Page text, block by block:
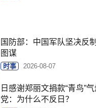
国防部：中国军队坚决反
图谋
时事 2026-08-07
日感谢郑丽文捐款“青鸟”
党：为什么不反日？